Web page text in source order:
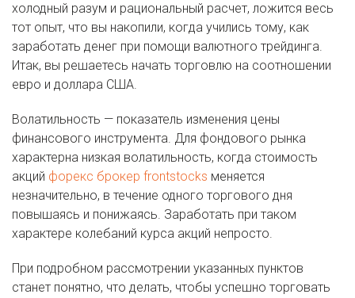
холодный разум и рациональный расчет, ложится весь
тот опыт, что вы накопили, когда учились тому, как
заработать денег при помощи валютного трейдинга.
Итак, вы решаетесь начать торговлю на соотношении
евро и доллара США.
Волатильность — показатель изменения цены
финансового инструмента. Для фондового рынка
характерна низкая волатильность, когда стоимость
акций форекс брокер frontstocks меняется
незначительно, в течение одного торгового дня
повышаясь и понижаясь. Заработать при таком
характере колебаний курса акций непросто.
При подробном рассмотрении указанных пунктов
станет понятно, что делать, чтобы успешно торговать